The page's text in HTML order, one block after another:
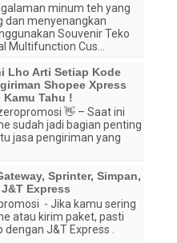
minum teh yang
dan menyenangkan
Souvenir Teko
Multifunction Cus...
Lho Arti Setiap Kode
Shopee Xpress
Kamu Tahu !
👋 – Saat ini
sudah jadi bagian penting
jasa pengiriman yang
Sprinter, Simpan,
Express
- Jika kamu sering
atau kirim paket, pasti
dengan J&T Express .